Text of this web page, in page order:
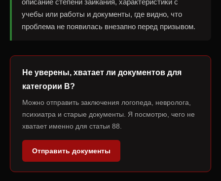
учебы или работы и документы, где видно, что
проблема не появилась внезапно перед призывом.
Не уверены, хватает ли документов для
категории В?
Можно отправить заключения логопеда, невролога,
психиатра и старые документы. Я посмотрю, чего не
хватает именно для статьи 88.
Отправить документы